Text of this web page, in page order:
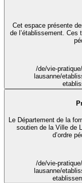
Cet espace présente
de l’établissement.
/de/vie-
lausanne/
Le Département de la
soutien de la Ville de
d’ordre
/de/vie-
lausanne/